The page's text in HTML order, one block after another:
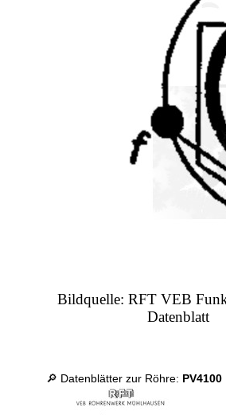
Bildquelle: RFT VEB
Datenblatt
🔎 Datenblätter zur Röhre: PV4100